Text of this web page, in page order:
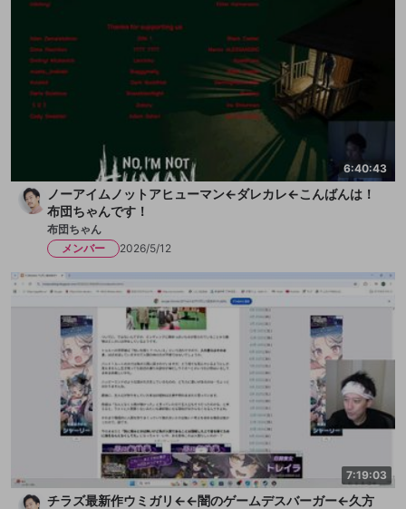
6:40:43
ノーアイムノットアヒューマン←ダレカレ←こんばんは！
布団ちゃんです！
布団ちゃん
メンバー
2026/5/12
7:19:03
チラズ最新作ウミガリ←←闇のゲームデスバーガー←久方